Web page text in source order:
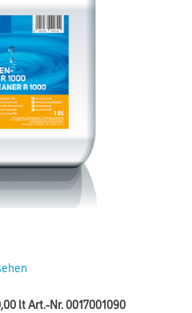
lt Art.-Nr. 0017001090